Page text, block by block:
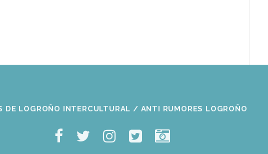
DE LOGROÑO INTERCULTURAL / ANTI RUMORES LOGROÑO